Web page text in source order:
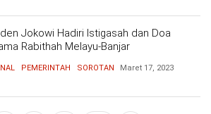
Jokowi Hadiri Istigasah dan Doa
Rabithah Melayu-Banjar
PEMERINTAH SOROTAN Maret 17, 2023